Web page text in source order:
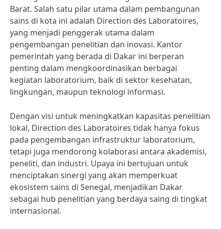
Barat. Salah satu pilar utama dalam pembangunan
sains di kota ini adalah Direction des Laboratoires,
yang menjadi penggerak utama dalam
pengembangan penelitian dan inovasi. Kantor
pemerintah yang berada di Dakar ini berperan
penting dalam mengkoordinasikan berbagai
kegiatan laboratorium, baik di sektor kesehatan,
lingkungan, maupun teknologi informasi.
Dengan visi untuk meningkatkan kapasitas penelitian
lokal, Direction des Laboratoires tidak hanya fokus
pada pengembangan infrastruktur laboratorium,
tetapi juga mendorong kolaborasi antara akademisi,
peneliti, dan industri. Upaya ini bertujuan untuk
menciptakan sinergi yang akan memperkuat
ekosistem sains di Senegal, menjadikan Dakar
sebagai hub penelitian yang berdaya saing di tingkat
internasional.